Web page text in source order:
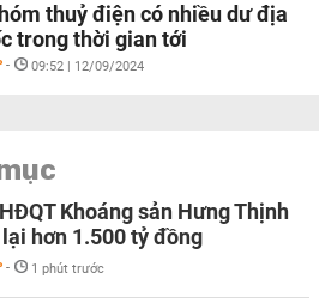
thuỷ điện có nhiều dư địa
trong thời gian tới
- 09:52 | 12/09/2024
Khoáng sản Hưng Thịnh
hơn 1.500 tỷ đồng
- 1 phút trước